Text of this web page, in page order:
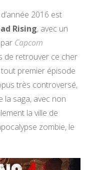
2016 est
Rising, avec un
Capcom
de retrouver ce cher
premier épisode
très controversé,
la saga, avec non
la ville de
zombie, le